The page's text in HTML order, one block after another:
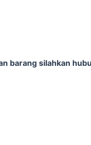
barang silahkan